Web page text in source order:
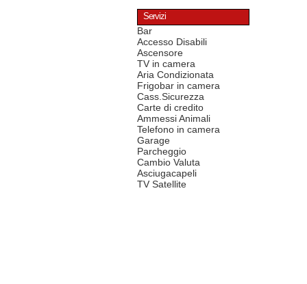
Servizi
Bar
Accesso Disabili
Ascensore
TV in camera
Aria Condizionata
Frigobar in camera
Cass.Sicurezza
Carte di credito
Ammessi Animali
Telefono in camera
Garage
Parcheggio
Cambio Valuta
Asciugacapeli
TV Satellite